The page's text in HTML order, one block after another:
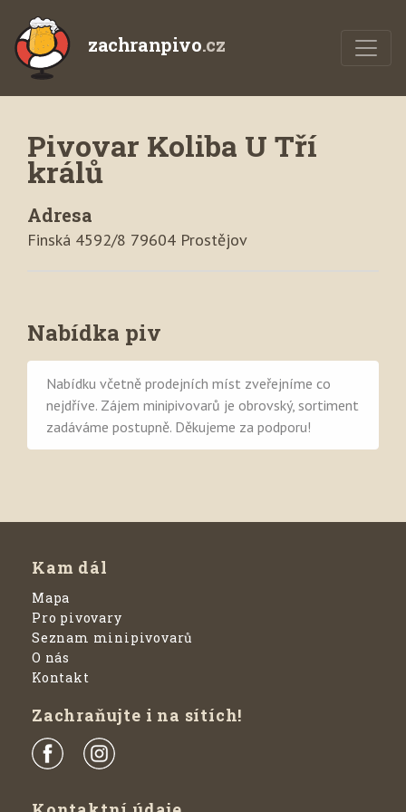
zachranpivo.cz
Pivovar Koliba U Tří
králů
Adresa
Finská 4592/8 79604 Prostějov
Nabídka piv
Nabídku včetně prodejních míst zveřejníme co
nejdříve. Zájem minipivovarů je obrovský, sortiment
zadáváme postupně. Děkujeme za podporu!
Kam dál
Mapa
Pro pivovary
Seznam minipivovarů
O nás
Kontakt
Zachraňujte i na sítích!